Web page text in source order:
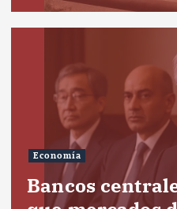
Economía
Bancos